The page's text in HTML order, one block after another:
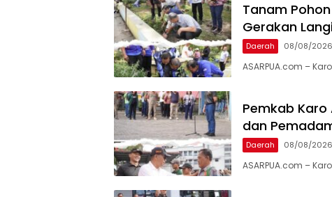
Tanam
Gerakan
Daerah 08/08/2026
ASARPUA.com –
Pemkab Karo
dan
Daerah 08/08/2026
ASARPUA.com –